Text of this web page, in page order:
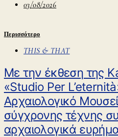
03/08/2026
Περισσότερο
THIS & THAT
Με την έκθεση της
«Studio Per
Αρχαιολογικό
σύγχρονης τέχνης
αρχαιολογικά